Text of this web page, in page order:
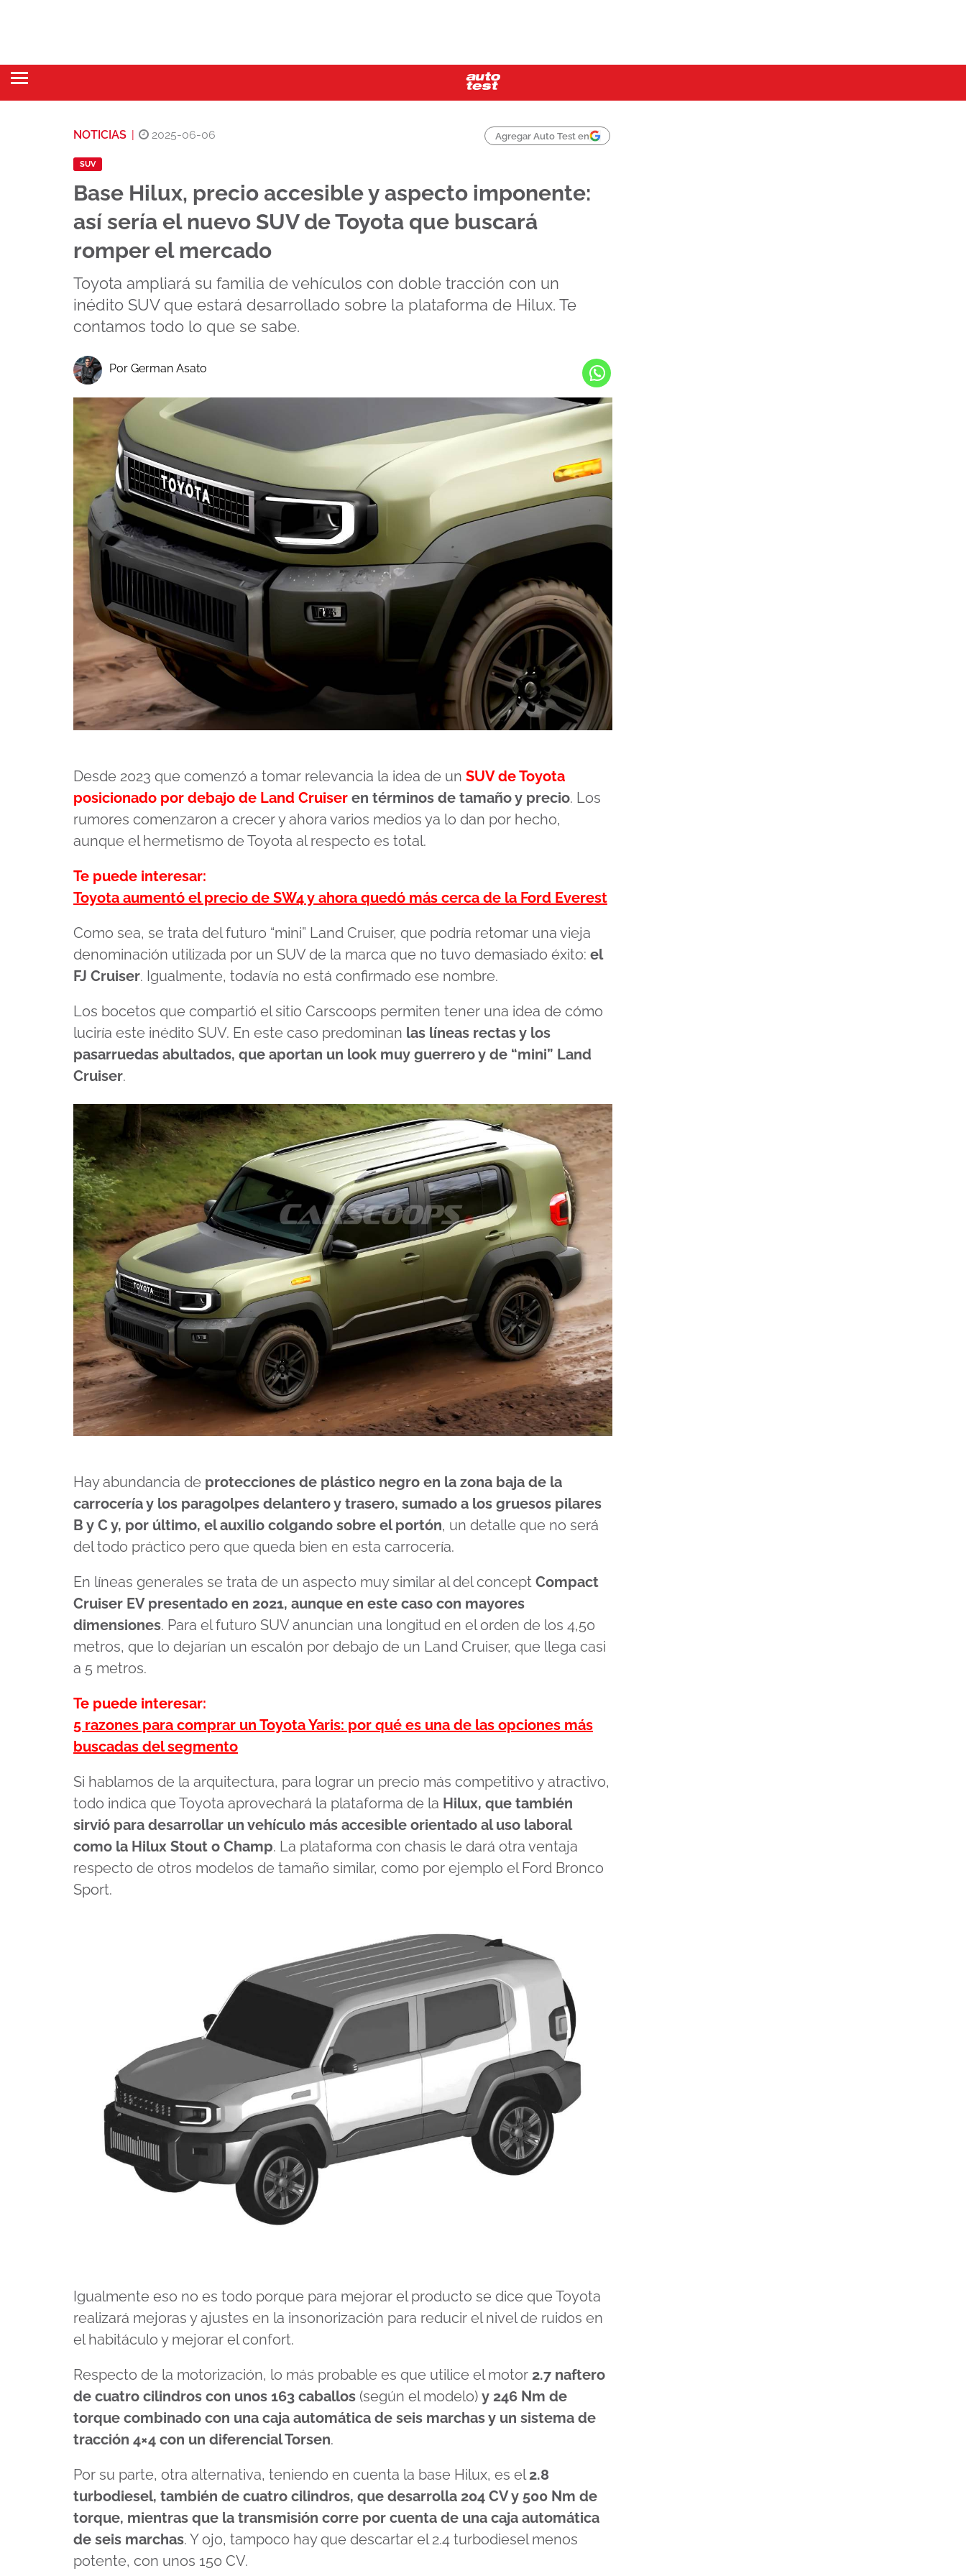
NOTICIAS 2025-06-06 Agregar Auto Test en
SUV
Base Hilux, precio accesible y aspecto imponente:
así sería el nuevo SUV de Toyota que buscará
romper el mercado
Toyota ampliará su familia de vehículos con doble tracción con un
inédito SUV que estará desarrollado sobre la plataforma de Hilux. Te
contamos todo lo que se sabe.
Por German Asato
Desde 2023 que comenzó a tomar relevancia la idea de un SUV de Toyota
posicionado por debajo de Land Cruiser en términos de tamaño y precio. Los
rumores comenzaron a crecer y ahora varios medios ya lo dan por hecho,
aunque el hermetismo de Toyota al respecto es total.
Te puede interesar:
Toyota aumentó el precio de SW4 y ahora quedó más cerca de la Ford Everest
Como sea, se trata del futuro “mini” Land Cruiser, que podría retomar una vieja
denominación utilizada por un SUV de la marca que no tuvo demasiado éxito: el
FJ Cruiser. Igualmente, todavía no está confirmado ese nombre.
Los bocetos que compartió el sitio Carscoops permiten tener una idea de cómo
luciría este inédito SUV. En este caso predominan las líneas rectas y los
pasarruedas abultados, que aportan un look muy guerrero y de “mini” Land
Cruiser.
Hay abundancia de protecciones de plástico negro en la zona baja de la
carrocería y los paragolpes delantero y trasero, sumado a los gruesos pilares
B y C y, por último, el auxilio colgando sobre el portón, un detalle que no será
del todo práctico pero que queda bien en esta carrocería.
En líneas generales se trata de un aspecto muy similar al del concept Compact
Cruiser EV presentado en 2021, aunque en este caso con mayores
dimensiones. Para el futuro SUV anuncian una longitud en el orden de los 4,50
metros, que lo dejarían un escalón por debajo de un Land Cruiser, que llega casi
a 5 metros.
Te puede interesar:
5 razones para comprar un Toyota Yaris: por qué es una de las opciones más
buscadas del segmento
Si hablamos de la arquitectura, para lograr un precio más competitivo y atractivo,
todo indica que Toyota aprovechará la plataforma de la Hilux, que también
sirvió para desarrollar un vehículo más accesible orientado al uso laboral
como la Hilux Stout o Champ. La plataforma con chasis le dará otra ventaja
respecto de otros modelos de tamaño similar, como por ejemplo el Ford Bronco
Sport.
Igualmente eso no es todo porque para mejorar el producto se dice que Toyota
realizará mejoras y ajustes en la insonorización para reducir el nivel de ruidos en
el habitáculo y mejorar el confort.
Respecto de la motorización, lo más probable es que utilice el motor 2.7 naftero
de cuatro cilindros con unos 163 caballos (según el modelo) y 246 Nm de
torque combinado con una caja automática de seis marchas y un sistema de
tracción 4×4 con un diferencial Torsen.
Por su parte, otra alternativa, teniendo en cuenta la base Hilux, es el2.8
turbodiesel, también de cuatro cilindros, que desarrolla 204 CV y 500 Nm de
torque, mientras que la transmisión corre por cuenta de una caja automática
de seis marchas. Y ojo, tampoco hay que descartar el 2.4 turbodiesel menos
potente, con unos 150 CV.